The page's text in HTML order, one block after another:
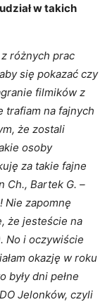
w takich
różnych prac
się pokazać czy
filmików z
trafiam na fajnych
że zostali
osoby
za takie fajne
Ch., Bartek G. –
Nie zapomnę
że jesteście na
No i oczywiście
okazję w roku
były dni pełne
Jelonków, czyli